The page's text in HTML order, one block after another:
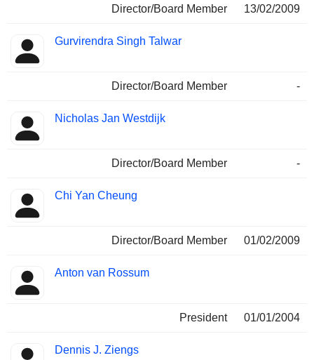
Director/Board Member 13/02/2009
Gurvirendra Singh Talwar
Director/Board Member -
Nicholas Jan Westdijk
Director/Board Member -
Chi Yan Cheung
Director/Board Member 01/02/2009
Anton van Rossum
President 01/01/2004
Dennis J. Ziengs